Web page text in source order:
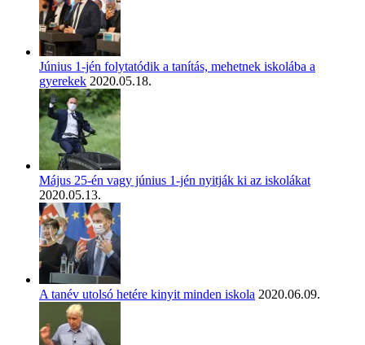
Június 1-jén folytatódik a tanítás, mehetnek iskolába a
gyerekek 2020.05.18.
Május 25-én vagy június 1-jén nyitják ki az iskolákat
2020.05.13.
A tanév utolsó hetére kinyit minden iskola 2020.06.09.